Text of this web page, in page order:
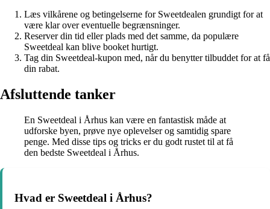
Læs vilkårene og betingelserne for Sweetdealen grundigt for at
være klar over eventuelle begrænsninger.
Reserver din tid eller plads med det samme, da populære
Sweetdeal kan blive booket hurtigt.
Tag din Sweetdeal-kupon med, når du benytter tilbuddet for at få
din rabat.
Afsluttende tanker
En Sweetdeal i Århus kan være en fantastisk måde at
udforske byen, prøve nye oplevelser og samtidig spare
penge. Med disse tips og tricks er du godt rustet til at få
den bedste Sweetdeal i Århus.
Hvad er Sweetdeal i Århus?